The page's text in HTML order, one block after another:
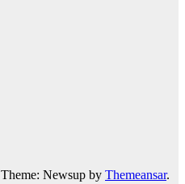
Theme: Newsup by Themeansar.